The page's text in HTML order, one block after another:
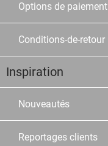
Options de paiement
Conditions-de-retour
Inspiration
Nouveautés
Reportages clients